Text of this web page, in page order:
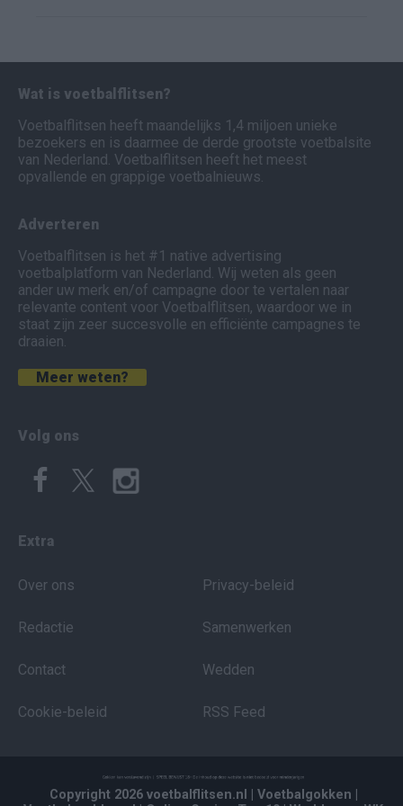
Wat is voetbalflitsen?
Voetbalflitsen heeft maandelijks 1,4 miljoen unieke
bezoekers en is daarmee de derde grootste voetbalsite
van Nederland. Voetbalflitsen heeft het meest
opvallende en grappige voetbalnieuws.
Adverteren
Voetbalflitsen is het #1 native advertising
voetbalplatform van Nederland. Wij weten als geen
ander uw merk en/of campagne door te vertalen naar
relevante content voor Voetbalflitsen, waardoor we in
staat zijn zeer succesvolle en efficiënte campagnes te
draaien.
Meer weten?
Volg ons
Extra
Over ons
Redactie
Contact
Cookie-beleid
Privacy-beleid
Samenwerken
Wedden
RSS Feed
Copyright 2026 voetbalflitsen.nl | Voetbalgokken